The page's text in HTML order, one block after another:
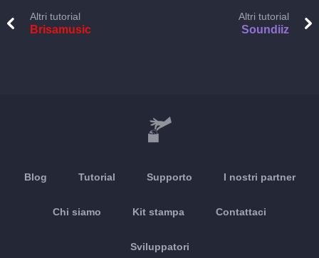
Altri tutorial
Brisamusic
Altri tutorial
Soundiiz
Blog Tutorial Supporto I nostri partner
Chi siamo Kit stampa Contattaci
Sviluppatori